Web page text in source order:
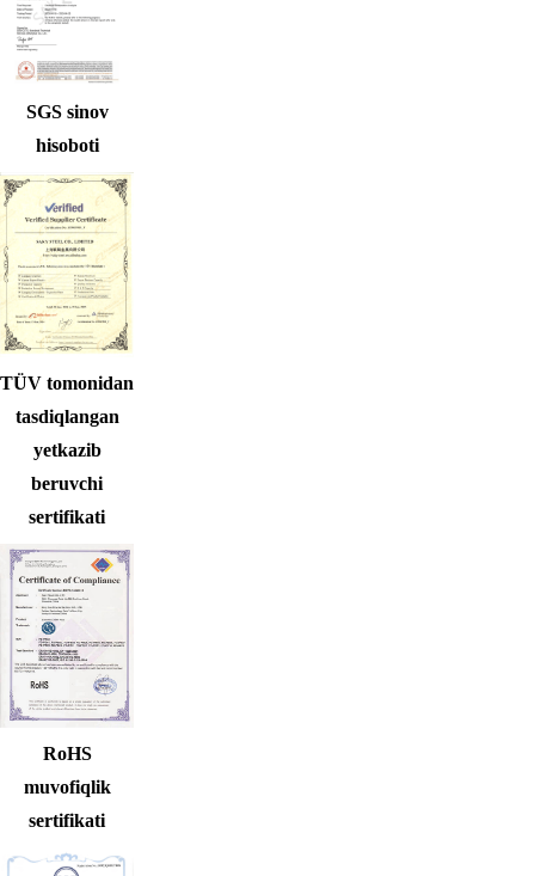
SGS sinov
hisoboti
TÜV tomonidan
tasdiqlangan
yetkazib
beruvchi
sertifikati
RoHS
muvofiqlik
sertifikati